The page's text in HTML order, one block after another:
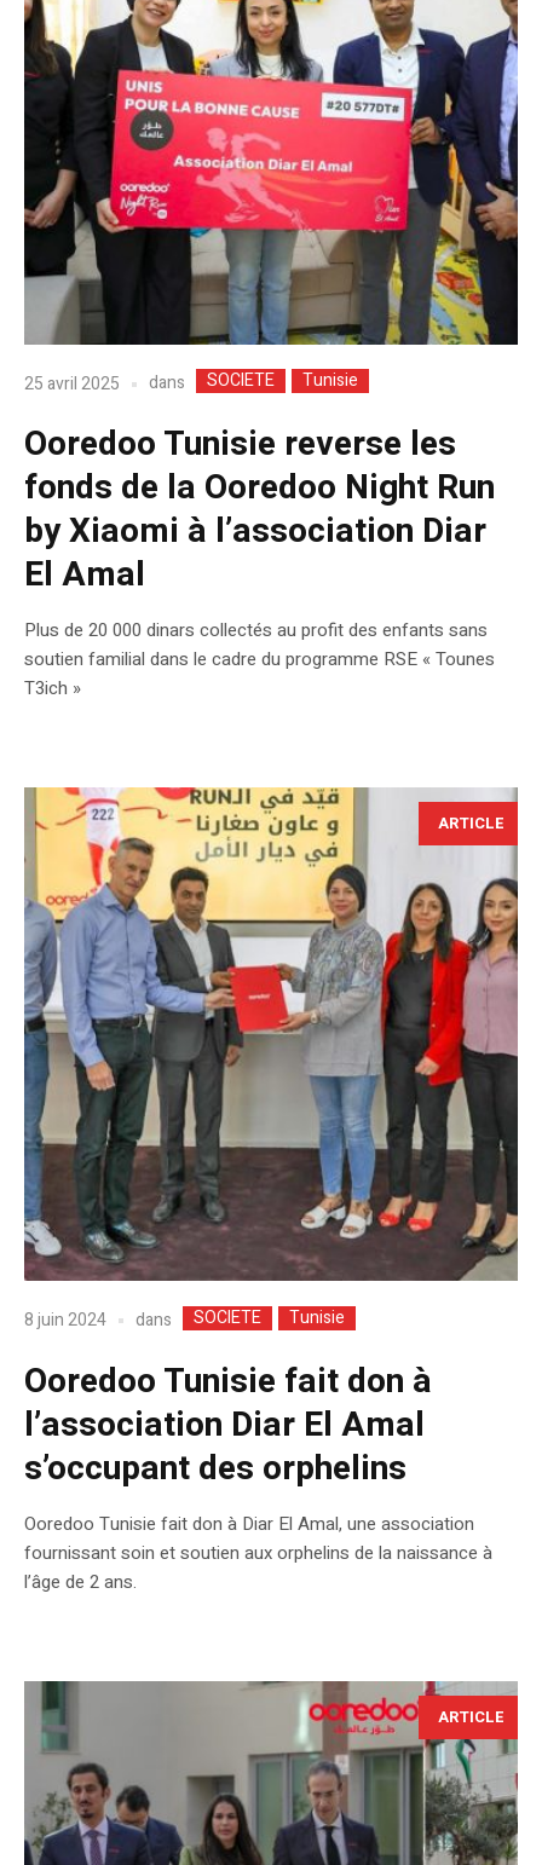
25 avril 2025 dans SOCIETE Tunisie
Ooredoo Tunisie reverse les
fonds de la Ooredoo Night Run
by Xiaomi à l’association Diar
El Amal
Plus de 20 000 dinars collectés au profit des enfants sans
soutien familial dans le cadre du programme RSE « Tounes
T3ich »
ARTICLE
8 juin 2024 dans SOCIETE Tunisie
Ooredoo Tunisie fait don à
l’association Diar El Amal
s’occupant des orphelins
Ooredoo Tunisie fait don à Diar El Amal, une association
fournissant soin et soutien aux orphelins de la naissance à
l’âge de 2 ans.
ARTICLE